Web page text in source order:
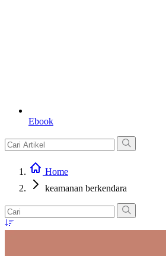
Ebook
Home
keamanan berkendara